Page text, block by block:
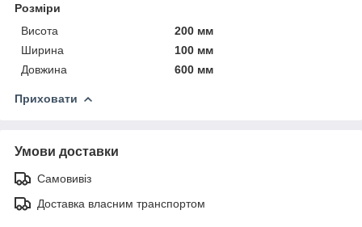
Розміри
Висота
200 мм
Ширина
100 мм
Довжина
600 мм
Приховати
Умови доставки
Самовивіз
Доставка власним транспортом